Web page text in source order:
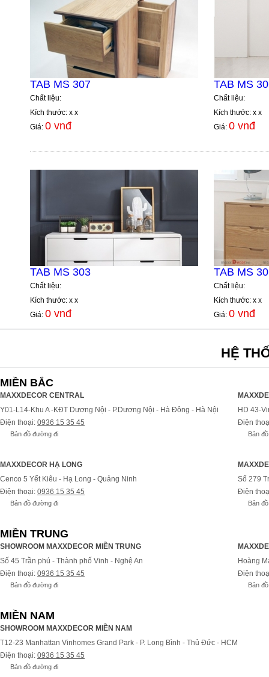
TAB MS 307
Chất liệu:
Kích thước: x x
Giá: 0 vnđ
TAB MS
Chất liệu:
Kích thước: x x
Giá: 0 vnđ
TAB MS 303
Chất liệu:
Kích thước: x x
Giá: 0 vnđ
TAB MS
Chất liệu:
Kích thước: x x
Giá: 0 vnđ
HỆ
MIỀN BẮC
MAXXDECOR CENTRAL
Y01-L14-Khu A -KĐT Dương Nội - P.Dương Nội - Hà Đông - Hà Nội
Điện thoại: 0936 15 35 45
Bản đồ đường đi
HD 43-
Điện
Bản
MAXXDECOR HẠ LONG
Cenco 5 Yết Kiêu - Hạ Long - Quảng Ninh
Điện thoại: 0936 15 35 45
Bản đồ đường đi
Số 279
Điện
Bản
MIỀN TRUNG
SHOWROOM MAXXDECOR MIỀN TRUNG
Số 45 Trần phú - Thành phố Vinh - Nghệ An
Điện thoại: 0936 15 35 45
Bản đồ đường đi
Hoàng
Điện
Bản
MIỀN NAM
SHOWROOM MAXXDECOR MIỀN NAM
T12-23 Manhattan Vinhomes Grand Park - P. Long Bình - Thủ Đức - HCM
Điện thoại: 0936 15 35 45
Bản đồ đường đi